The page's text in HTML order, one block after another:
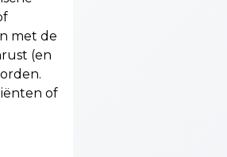
met de
(en
of